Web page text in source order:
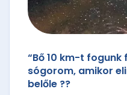
“Bő 10 km-t
sógorom, amikor
belőle ??